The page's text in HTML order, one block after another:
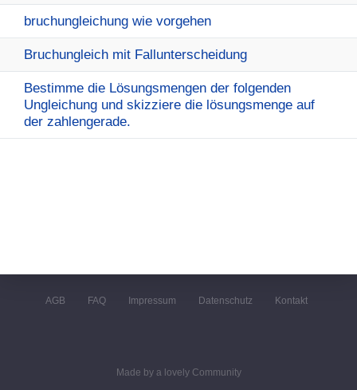
bruchungleichung wie vorgehen
Bruchungleich mit Fallunterscheidung
Bestimme die Lösungsmengen der folgenden
Ungleichung und skizziere die lösungsmenge auf
der zahlengerade.
AGB FAQ Impressum Datenschutz Kontakt
Made by a lovely Community